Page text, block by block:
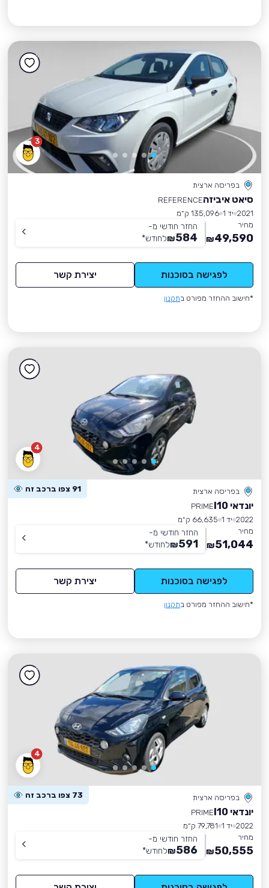
3
בפריסה ארצית
סיאט איביזהREFERENCE
2021 יד 1
135,096 ק״מ
מחיר
49,590
₪
החזר חודשי מ-
584
₪לחודש*
לפגישה בסוכנות יצירת קשר
*חישוב ההחזר מפורט בתקנון
4
בפריסה ארצית 91 צפו ברכב זה
יונדאי I10
PRIME
2022 יד 1
66,635 ק״מ
מחיר
51,044
₪
החזר חודשי מ-
591
₪לחודש*
לפגישה בסוכנות יצירת קשר
*חישוב ההחזר מפורט בתקנון
4
בפריסה ארצית 73 צפו ברכב זה
יונדאי I10
PRIME
2022 יד 1
79,781 ק״מ
מחיר
50,555
₪
החזר חודשי מ-
586
₪לחודש*